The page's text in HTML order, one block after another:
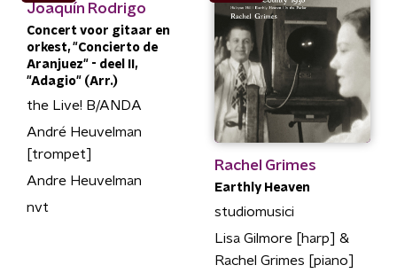
Joaquín Rodrigo
Concert voor gitaar en
orkest, "Concierto de
Aranjuez" - deel II,
"Adagio" (Arr.)
the Live! B/ANDA
André Heuvelman
[trompet]
Andre Heuvelman
nvt
Rachel Grimes
Earthly Heaven
studiomusici
Lisa Gilmore [harp] &
Rachel Grimes [piano]